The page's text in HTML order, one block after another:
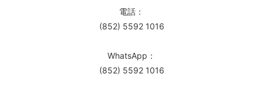
電話：
(852) 5592 1016
WhatsApp：
(852) 5592 1016